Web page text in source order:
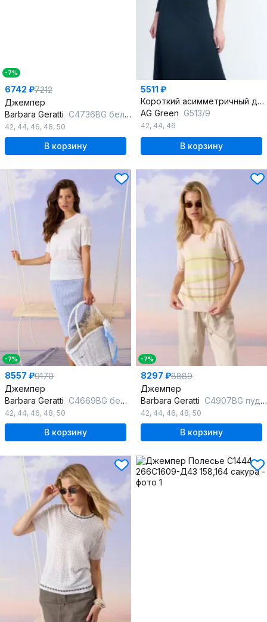
-7%
6742 ₽7212
Джемпер
Barbara Geratti С4736BG белый/голубой
42, 44, 46, 48, 50
В корзину
5511 ₽
Короткий асимметричный джемпер из трикотажа с пряжкой
AG Green G513/9
42, 44, 46
В корзину
-7%
8557 ₽9170
Джемпер
Barbara Geratti С4669BG белый
42, 44, 46, 48, 50
В корзину
-7%
8297 ₽8889
Джемпер
Barbara Geratti С4907BG пудра/лайм
42, 44, 46, 48, 50
В корзину